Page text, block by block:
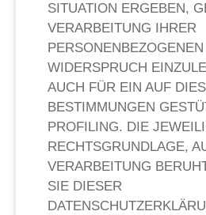
SITUATION ERGEBEN,
VERARBEITUNG IHRER
WIDERSPRUCH
AUCH FÜR EIN AUF
BESTIMMUNGEN
PROFILING. DIE
RECHTSGRUNDLAGE,
VERARBEITUNG
SIE DIESER